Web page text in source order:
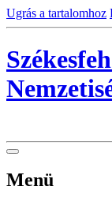
Ugrás a tartalomhoz
Menü